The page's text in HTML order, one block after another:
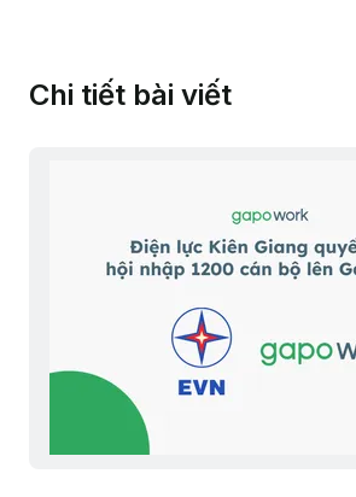
Chi tiết bài viết